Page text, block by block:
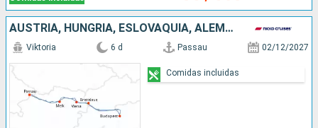
AUSTRIA, HUNGRÍA, ESLOVAQUIA, ALEMANIA
Viktoria 6 d Passau 02/12/2027
Comidas incluidas